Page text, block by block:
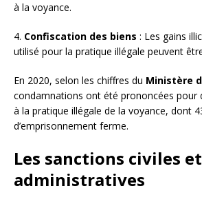
à la voyance.
4. Confiscation des biens : Les gains
utilisé pour la pratique illégale peuvent
En 2020, selon les chiffres du Ministère
condamnations ont été prononcées pour
à la pratique illégale de la voyance, dont
d’emprisonnement ferme.
Les sanctions civiles et
administratives